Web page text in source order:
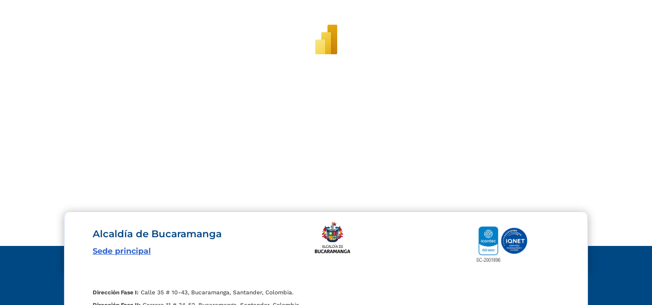
Alcaldía de Bucaramanga
Sede principal
Dirección Fase I: Calle 35 # 10-43, Bucaramanga, Santander, Colombia.